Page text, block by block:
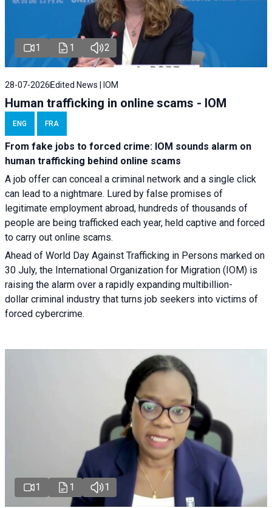
1 1 2
28-07-2026 Edited News | IOM
Human trafficking in online scams - IOM
ENG FRA
From fake jobs to forced crime: IOM sounds alarm on
human trafficking behind online scams
A job offer can conceal a criminal network and a single click
can lead to a nightmare. Lured by false promises of
legitimate employment abroad, hundreds of thousands of
people are being trafficked each year, held captive and forced
to carry out online scams.
Ahead of World Day Against Trafficking in Persons marked on
30 July, the International Organization for Migration (IOM) is
raising the alarm over a rapidly expanding multibillion-
dollar criminal industry that turns job seekers into victims of
forced cybercrime.
1 1 1